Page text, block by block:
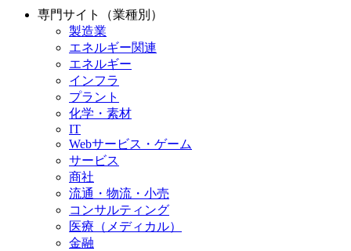
専門サイト（業種別）
製造業
エネルギー関連
エネルギー
インフラ
プラント
化学・素材
IT
Webサービス・ゲーム
サービス
商社
流通・物流・小売
コンサルティング
医療（メディカル）
金融